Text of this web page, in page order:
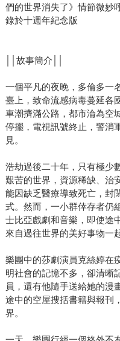
們的世界消失了》情節微妙
錄於十週年紀念版
││故事簡介││
一個平凡的夜晚，多倫多一
臺上，致命流感病毒蔓延各
車潮擠滿公路，都市淪為空
停擺，電視訊號終止，警消
見。
浩劫過後二十年，只有極少
艱苦的世界，資源稀缺、治
能因缺乏醫療導致死亡，封
式。然而，一小群倖存者仍
士比亞戲劇和音樂，即使途
來自過往世界的美好事物一
樂團中的莎劇演員克絲婷在
明社會的記憶不多，卻清晰
員，還有他隨手送給她的漫
途中的空屋搜括書籍與報刊
界。